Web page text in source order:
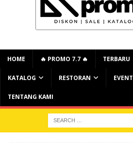
HOME 🔥 PROMO 7.7 🔥 TERBARU
KATALOG RESTORAN EVENT
TENTANG KAMI